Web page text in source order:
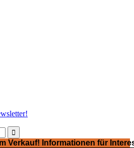

Verkauf! Informationen für